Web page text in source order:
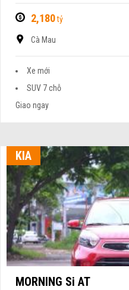
2,180tỷ
Cà Mau
Xe mới
SUV 7 chỗ
Giao ngay
KIA
MORNING Si AT